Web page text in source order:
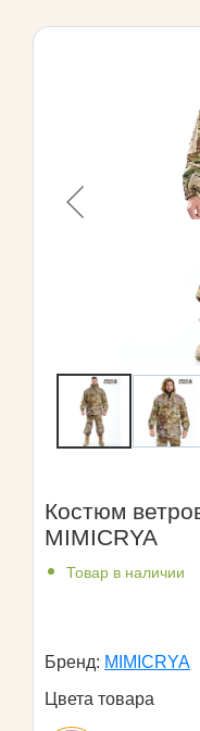
Костюм
MIMICRYA
Товар в наличии
Бренд: MIMICRYA
Цвета товара